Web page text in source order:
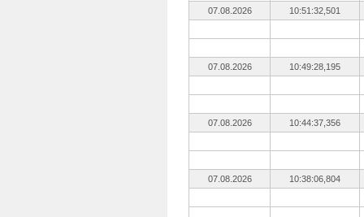
07.08.2026 10:51:32,501
07.08.2026 10:49:28,195
07.08.2026 10:44:37,356
07.08.2026 10:38:06,804